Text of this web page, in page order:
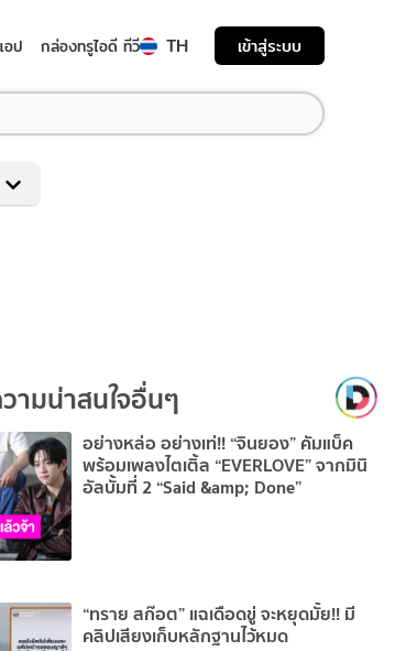
อป กล่องทรูไอดี ทีวี TH เข้าสู่ระบบ
ามน่าสนใจอื่นๆ
อย่างหล่อ อย่างเท่!! “จินยอง” คัมแบ็ค
พร้อมเพลงไตเติ้ล “EVERLOVE” จากมินิ
อัลบั้มที่ 2 “Said &amp; Done”
“ทราย สก๊อต” แฉเดือดขู่ จะหยุดมั้ย!! มี
คลิปเสียงเก็บหลักฐานไว้หมด